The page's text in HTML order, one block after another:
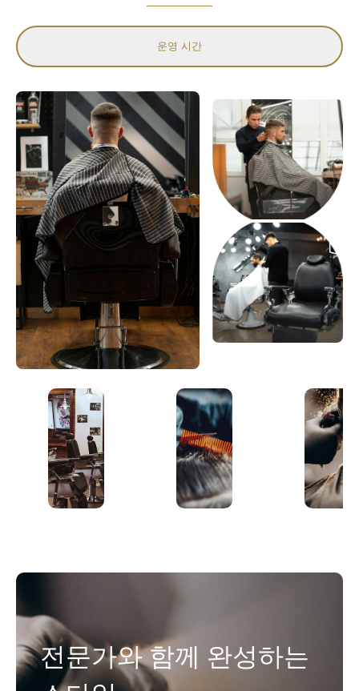
운영 시간
전문가와 함께 완성하는
편안한 그루밍 경험